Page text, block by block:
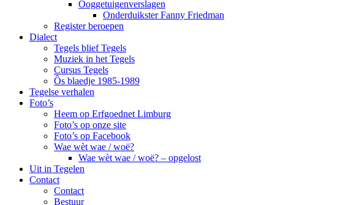
Ooggetuigenverslagen
Onderduikster Fanny Friedman
Register beroepen
Dialect
Tegels blief Tegels
Muziek in het Tegels
Cursus Tegels
Ôs blaedje 1985-1989
Tegelse verhalen
Foto’s
Heem op Erfgoednet Limburg
Foto’s op onze site
Foto’s op Facebook
Wae wèt wae / woë?
Wae wèt wae / woë? – opgelost
Uit in Tegelen
Contact
Contact
Bestuur